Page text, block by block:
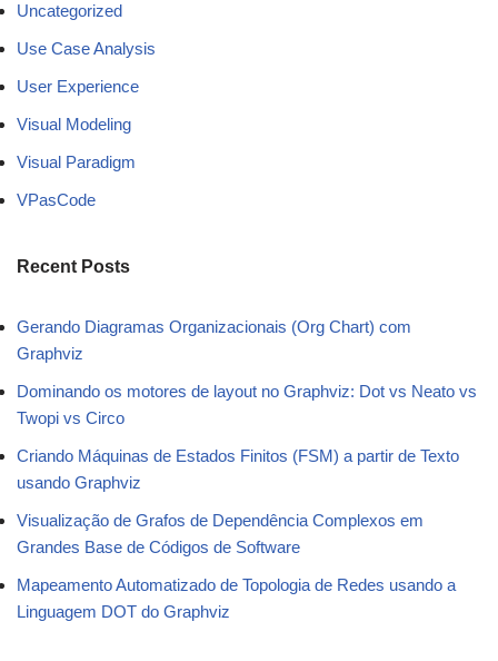
Uncategorized
Use Case Analysis
User Experience
Visual Modeling
Visual Paradigm
VPasCode
Recent Posts
Gerando Diagramas Organizacionais (Org Chart) com
Graphviz
Dominando os motores de layout no Graphviz: Dot vs Neato vs
Twopi vs Circo
Criando Máquinas de Estados Finitos (FSM) a partir de Texto
usando Graphviz
Visualização de Grafos de Dependência Complexos em
Grandes Base de Códigos de Software
Mapeamento Automatizado de Topologia de Redes usando a
Linguagem DOT do Graphviz